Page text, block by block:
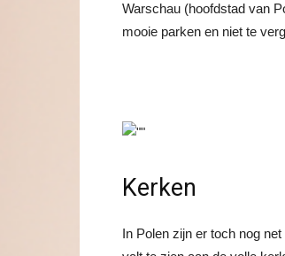
Warschau (hoofdstad van
mooie parken en niet te
Kerken
In Polen zijn er toch nog